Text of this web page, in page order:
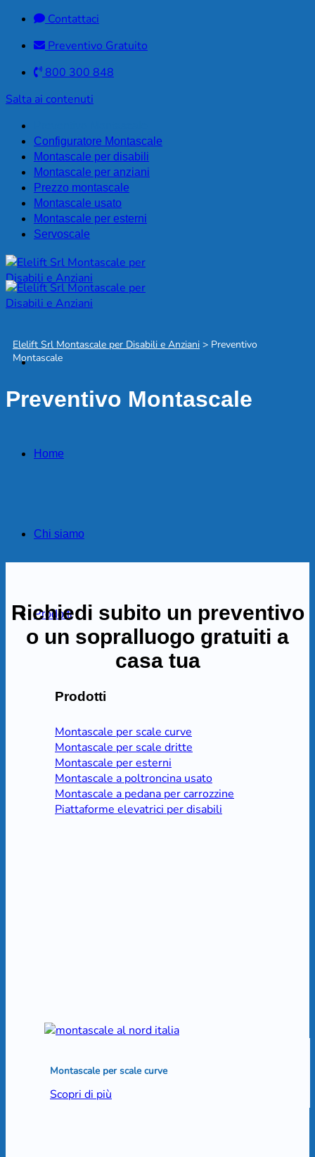
Contattaci
Preventivo Gratuito
800 300 848
Salta ai contenuti
Configuratore Montascale
Montascale per disabili
Montascale per anziani
Prezzo montascale
Montascale usato
Montascale per esterni
Servoscale
Home
Chi siamo
Prodotti
Prodotti
Montascale per scale curve
Montascale per scale dritte
Montascale per esterni
Montascale a poltroncina usato
Montascale a pedana per carrozzine
Piattaforme elevatrici per disabili
Montascale per scale curve
Scopri di più
Elelift Srl Montascale per Disabili e Anziani > Preventivo
Montascale
Preventivo Montascale
Richiedi subito un preventivo
o un sopralluogo gratuiti a
casa tua